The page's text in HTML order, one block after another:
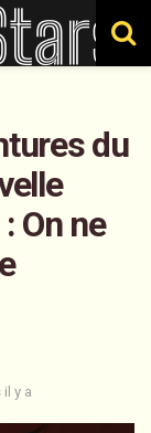
du
On ne
y a